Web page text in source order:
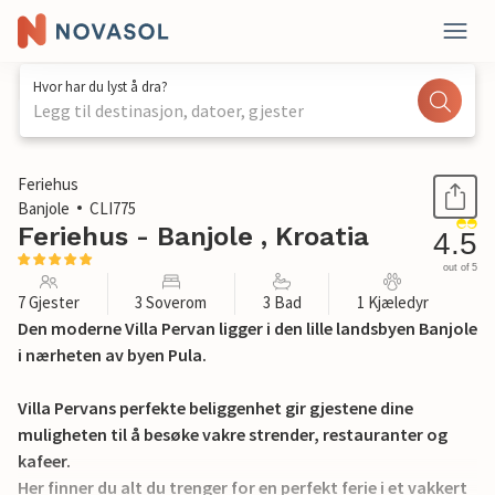
Hvor har du lyst å dra?
Legg til destinasjon, datoer, gjester
1 / 50
Feriehus
Banjole
CLI775
Feriehus - Banjole , Kroatia 4.5
out of 5
7 Gjester 3 Soverom 3 Bad 1 Kjæledyr
Den moderne Villa Pervan ligger i den lille landsbyen Banjole
i nærheten av byen Pula.
Villa Pervans perfekte beliggenhet gir gjestene dine
muligheten til å besøke vakre strender, restauranter og
kafeer.
Her finner du alt du trenger for en perfekt ferie i et vakkert